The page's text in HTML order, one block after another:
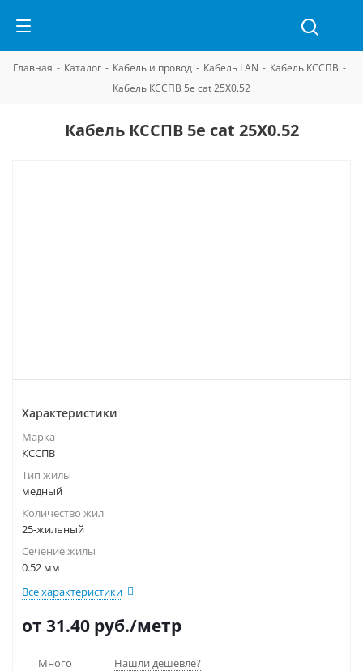
Главная - Каталог - Кабель и провод - Кабель LAN - Кабель КССПВ -
Кабель КССПВ 5e cat 25Х0.52
Кабель КССПВ 5e cat 25Х0.52
Характеристики
Марка
КССПВ
Тип жилы
медный
Количество жил
25-жильный
Сечение жилы
0.52 мм
Все характеристики
от 31.40 руб./метр
Много Нашли дешевле?